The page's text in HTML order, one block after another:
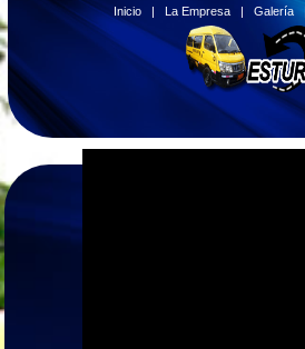
Inicio |La Empresa |Galería